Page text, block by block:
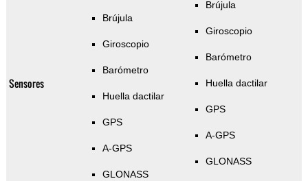
Sensores
Brújula
Giroscopio
Barómetro
Huella dactilar
GPS
A-GPS
GLONASS
Brújula
Giroscopio
Barómetro
Huella dactilar
GPS
A-GPS
GLONASS